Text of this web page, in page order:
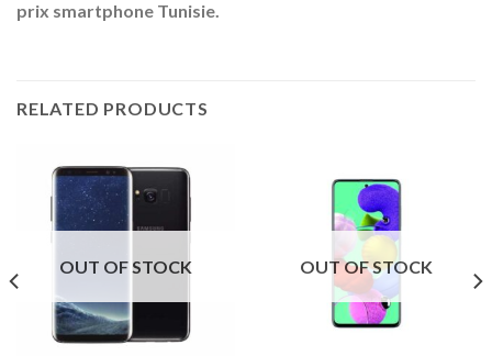
prix smartphone Tunisie.
RELATED PRODUCTS
OUT OF STOCK OUT OF STOCK